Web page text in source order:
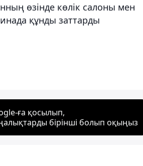
өзінде көлік салоны мен
құнды заттарды
ға қосылып,
бірінші болып оқыңыз